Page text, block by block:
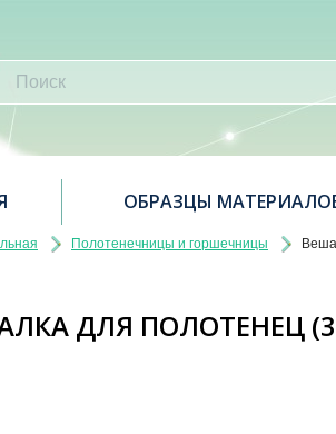
ОБРАЗЦЫ
Полотенечницы и горшечницы
ДЛЯ ПОЛОТЕНЕЦ